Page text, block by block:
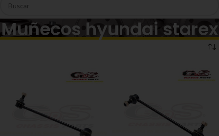
Muñecos hyundai starex